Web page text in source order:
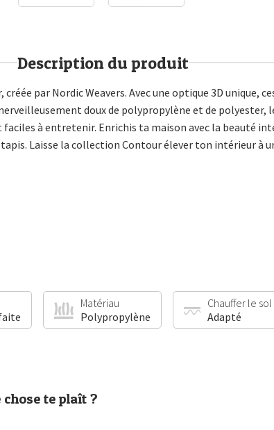
Description du produit
créée par Nordic Weavers. Avec une optique 3D unique,
doux de polypropylène et de
à entretenir. Enrichis ta maison avec la beauté
Laisse la collection Contour élever ton intérieur à
Matériau
Polypropylène
Chauffer le sol
Adapté
chose te plaît ?